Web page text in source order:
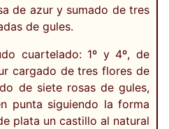
de azur y sumado de tres
de gules.
cuartelado: 1º y 4º, de
cargado de tres flores de
de siete rosas de gules,
punta siguiendo la forma
plata un castillo al natural